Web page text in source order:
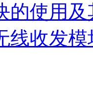
的使用及
线收发模